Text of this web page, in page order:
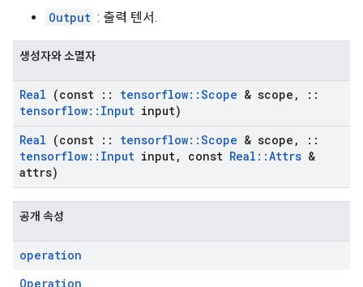
Output : 출력 텐서.
생성자와 소멸자
Real (const :: tensorflow::Scope & scope ,
::
tensorflow:: Input input)
Real (const :: tensorflow::Scope & scope ,
::
tensorflow:: Input input, const Real ::Attrs &
attrs)
공개 속성
operation
Operation